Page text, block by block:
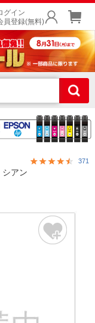
グイン
員登録(無料)
371
アン